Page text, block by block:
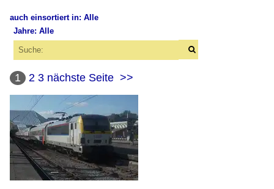
auch einsortiert in: Alle
Alle Kategorien
Belgien
Bahnhöfe
Lüttich (Liège)
Sonstige
Wagen
Jahre: Alle
2012
2013
2014
2015
2016
1 2 3 nächste Seite >>